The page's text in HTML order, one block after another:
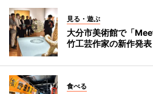
見る・遊ぶ
大分市美術館で「
竹工芸作家の新作発表
食べる